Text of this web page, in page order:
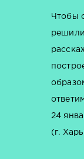
Чтобы
24
(г.